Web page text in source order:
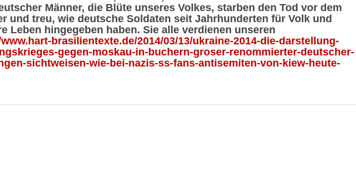
Männer, die Blüte unseres Volkes, starben den Tod vor dem
und treu, wie deutsche Soldaten seit Jahrhunderten für Volk und
Leben hingegeben haben. Sie alle verdienen unseren
brasilientexte.de/2014/03/13/ukraine-2014-die-darstellung-
gegen-moskau-in-buchern-groser-renommierter-deutscher-
sichtweisen-wie-bei-nazis-ss-fans-antisemiten-von-kiew-heute-